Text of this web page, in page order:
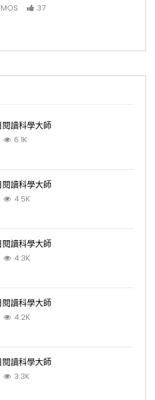
37
閱讀科學大師
6.1K
閱讀科學大師
4.5K
閱讀科學大師
4.3K
閱讀科學大師
4.2K
閱讀科學大師
3.3K